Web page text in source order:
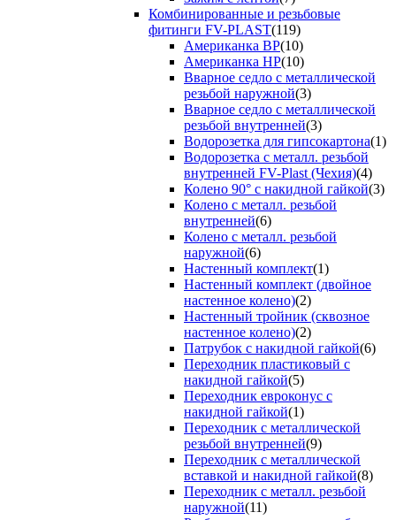
Комбинированные и резьбовые
фитинги FV-PLAST(119)
Американка ВР(10)
Американка НР(10)
Вварное седло с металлической
резьбой наружной(3)
Вварное седло с металлической
резьбой внутренней(3)
Водорозетка для гипсокартона(1)
Водорозетка с металл. резьбой
внутренней FV-Plast (Чехия)(4)
Колено 90° с накидной гайкой(3)
Колено с металл. резьбой
внутренней(6)
Колено с металл. резьбой
наружной(6)
Настенный комплект(1)
Настенный комплект (двойное
настенное колено)(2)
Настенный тройник (сквозное
настенное колено)(2)
Патрубок с накидной гайкой(6)
Переходник пластиковый с
накидной гайкой(5)
Переходник евроконус с
накидной гайкой(1)
Переходник с металлической
резьбой внутренней(9)
Переходник с металлической
вставкой и накидной гайкой(8)
Переходник с металл. резьбой
наружной(11)